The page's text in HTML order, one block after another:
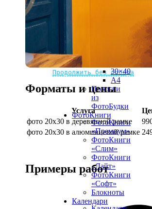
Не нашли Ваш город?
Мы доставляем по всему
Продолжить без города
30×40
A4
Полоски
из
ФотоБудки
ФотоКниги
ФотоКниги
«Премиум»
ФотоКниги
«Слим»
ФотоКниги
«Лайт»
ФотоКниги
«Софт»
Блокноты
Календари
Форматы и цены
Услуга
фото 20х30 в деревянной рамке
фото 20х30 в алюминиевой рамке
Примеры работ